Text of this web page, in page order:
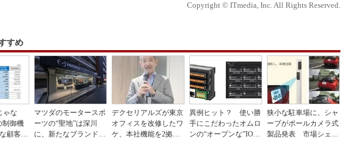
Copyright © ITmedia, Inc. All Rights Reserved.
すめ
ゃな
制御機
顧客基
マツダのモータースポ
ーツの“聖地”は深川
に、新たなブランド体
デクセリアルズが東京
オフィスを改修したワ
ケ、本社機能を2拠点
異例ヒット？ 使い勝
手にこだわったオムロ
ンの“オープンな”IO-L
狭小な駐車場に、シャ
ープがポールカメラ式
製品発表 市場シェア